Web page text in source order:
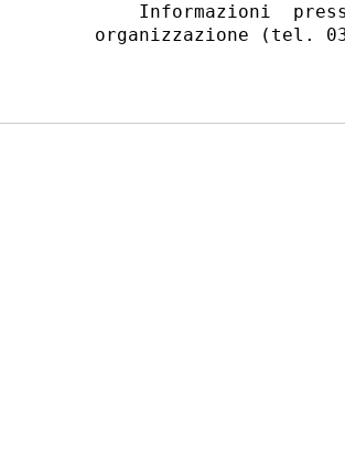
Informazioni
organizzazione (tel.